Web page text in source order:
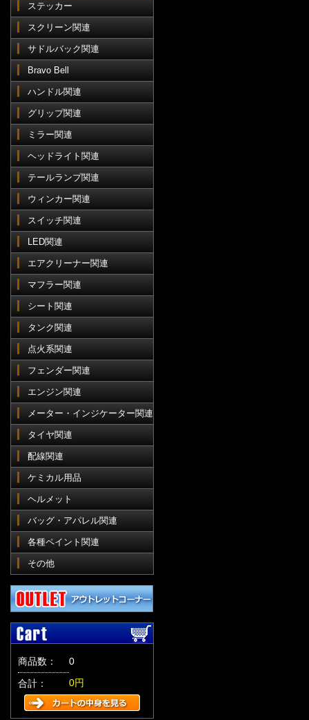
ステッカー
スクリーン関連
サドルバック関連
Bravo Bell
ハンドル関連
グリップ関連
ミラー関連
ヘッドライト関連
テールランプ関連
ウィンカー関連
スイッチ関連
LED関連
エアクリーナー関連
マフラー関連
シート関連
タンク関連
点火系関連
フェンダー関連
エンジン関連
メーター・インジケーター関連
タイヤ関連
配線関連
ケミカル用品
ヘルメット
バッグ・アパレル関連
各種ペイント関連
その他
商品数：
0
合計：
0円